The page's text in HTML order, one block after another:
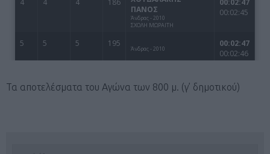
Τα αποτελέσματα του Αγώνα των 800 μ. (γ’ δημοτικού)